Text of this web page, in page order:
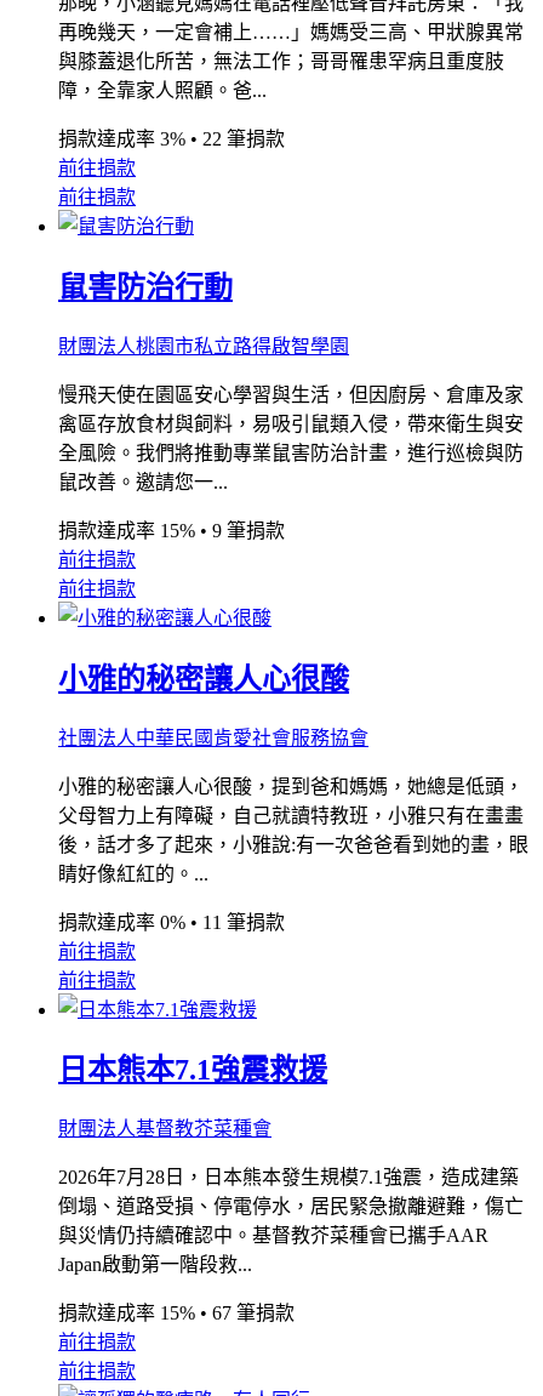
再晚幾天，一定會補上……」媽媽受三高、甲狀腺異常
與膝蓋退化所苦，無法工作；哥哥罹患罕病且重度肢
障，全靠家人照顧。爸...
捐款達成率 3% • 22 筆捐款
前往捐款
前往捐款
鼠害防治行動
財團法人桃園市私立路得啟智學園
慢飛天使在園區安心學習與生活，但因廚房、倉庫及家
禽區存放食材與飼料，易吸引鼠類入侵，帶來衛生與安
全風險。我們將推動專業鼠害防治計畫，進行巡檢與防
鼠改善。邀請您一...
捐款達成率 15% • 9 筆捐款
前往捐款
前往捐款
小雅的秘密讓人心很酸
社團法人中華民國肯愛社會服務協會
小雅的秘密讓人心很酸，提到爸和媽媽，她總是低頭，
父母智力上有障礙，自己就讀特教班，小雅只有在畫畫
後，話才多了起來，小雅說:有一次爸爸看到她的畫，眼
睛好像紅紅的。...
捐款達成率 0% • 11 筆捐款
前往捐款
前往捐款
日本熊本7.1強震救援
財團法人基督教芥菜種會
2026年7月28日，日本熊本發生規模7.1強震，造成建築
倒塌、道路受損、停電停水，居民緊急撤離避難，傷亡
與災情仍持續確認中。基督教芥菜種會已攜手AAR
Japan啟動第一階段救...
捐款達成率 15% • 67 筆捐款
前往捐款
前往捐款